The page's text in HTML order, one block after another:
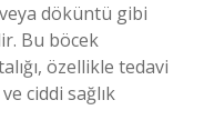
veya döküntü gibi
Bu böcek
özellikle tedavi
ciddi sağlık